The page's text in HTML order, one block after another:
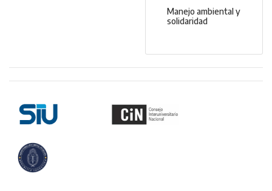
Manejo ambiental y
solidaridad